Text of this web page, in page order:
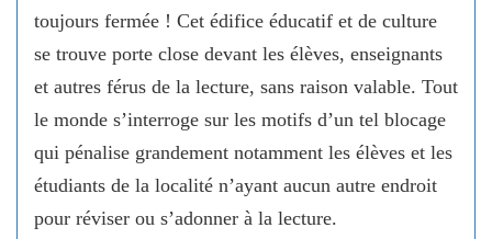
toujours fermée ! Cet édifice éducatif et de culture
se trouve porte close devant les élèves, enseignants
et autres férus de la lecture, sans raison valable. Tout
le monde s’interroge sur les motifs d’un tel blocage
qui pénalise grandement notamment les élèves et les
étudiants de la localité n’ayant aucun autre endroit
pour réviser ou s’adonner à la lecture.